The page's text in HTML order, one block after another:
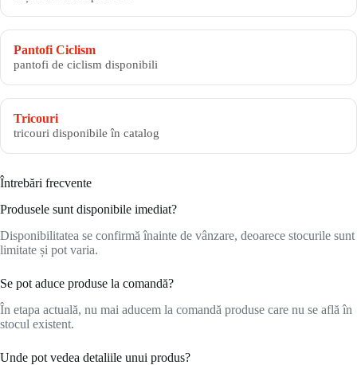
Pantofi Ciclism
pantofi de ciclism disponibili
Tricouri
tricouri disponibile în catalog
Întrebări frecvente
Produsele sunt disponibile imediat?
Disponibilitatea se confirmă înainte de vânzare, deoarece stocurile sunt
limitate și pot varia.
Se pot aduce produse la comandă?
În etapa actuală, nu mai aducem la comandă produse care nu se află în
stocul existent.
Unde pot vedea detaliile unui produs?